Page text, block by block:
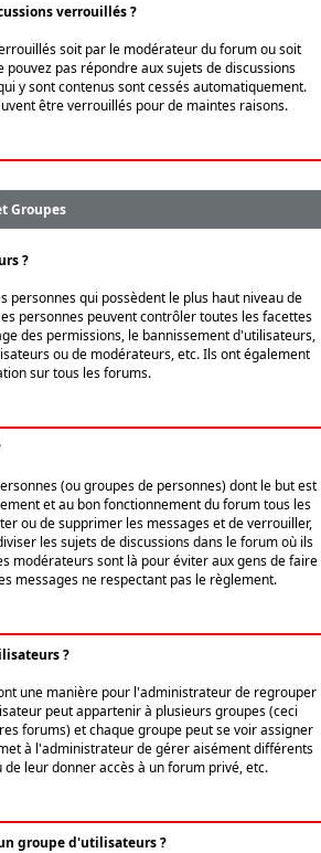
verrouillés ?
soit par le modérateur du forum ou soit
pouvez pas répondre aux sujets de discussions
y sont contenus sont cessés automatiquement.
être verrouillés pour de maintes raisons.
Groupes
?
personnes qui possèdent le plus haut niveau de
personnes peuvent contrôler toutes les facettes
des permissions, le bannissement d'utilisateurs,
ou de modérateurs, etc. Ils ont également
sur tous les forums.
(ou groupes de personnes) dont le but est
et au bon fonctionnement du forum tous les
ou de supprimer les messages et de verrouiller,
les sujets de discussions dans le forum où ils
modérateurs sont là pour éviter aux gens de faire
messages ne respectant pas le règlement.
?
une manière pour l'administrateur de regrouper
peut appartenir à plusieurs groupes (ceci
forums) et chaque groupe peut se voir assigner
à l'administrateur de gérer aisément différents
leur donner accès à un forum privé, etc.
groupe d'utilisateurs ?